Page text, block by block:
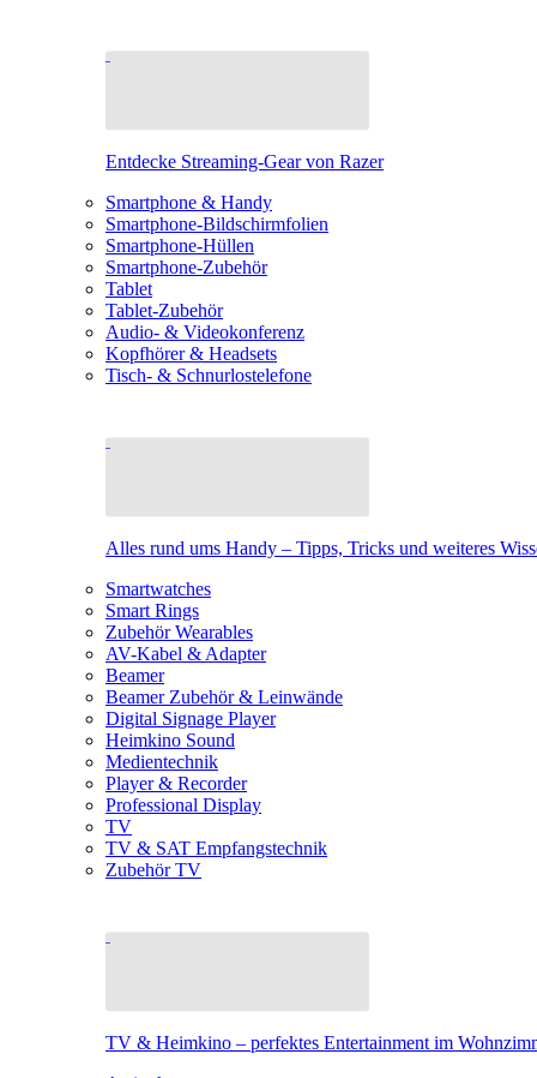
Entdecke Streaming-Gear von Razer
Smartphone & Handy
Smartphone-Bildschirmfolien
Smartphone-Hüllen
Smartphone-Zubehör
Tablet
Tablet-Zubehör
Audio- & Videokonferenz
Kopfhörer & Headsets
Tisch- & Schnurlostelefone
Alles rund ums Handy – Tipps, Tricks und weiteres
Smartwatches
Smart Rings
Zubehör Wearables
AV-Kabel & Adapter
Beamer
Beamer Zubehör & Leinwände
Digital Signage Player
Heimkino Sound
Medientechnik
Player & Recorder
Professional Display
TV
TV & SAT Empfangstechnik
Zubehör TV
TV & Heimkino – perfektes Entertainment im